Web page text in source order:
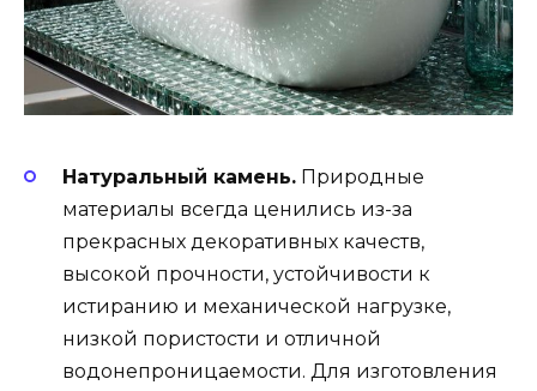
Натуральный камень. Природные
материалы всегда ценились из-за
прекрасных декоративных качеств,
высокой прочности, устойчивости к
истиранию и механической нагрузке,
низкой пористости и отличной
водонепроницаемости. Для изготовления